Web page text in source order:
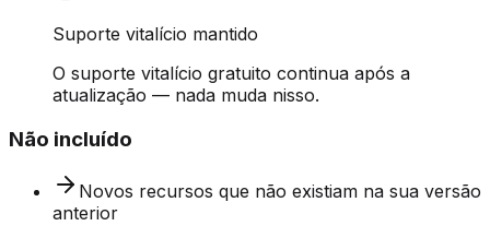
Suporte vitalício mantido
O suporte vitalício gratuito continua após a
atualização — nada muda nisso.
Não incluído
Novos recursos que não existiam na sua versão
anterior